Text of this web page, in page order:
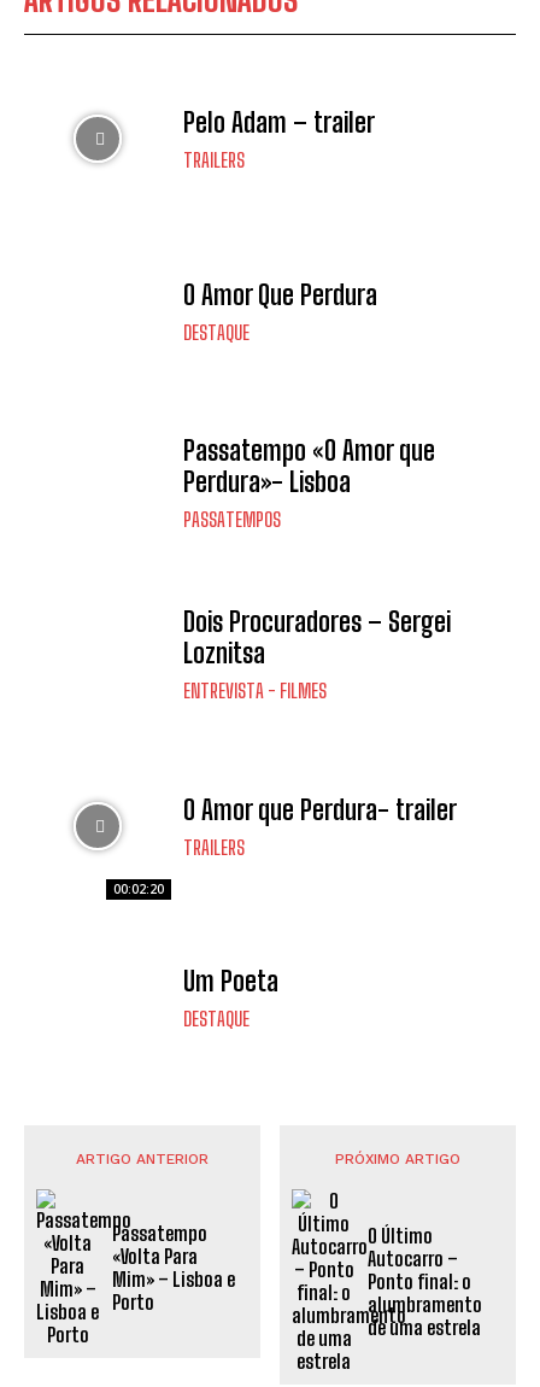
Pelo Adam – trailer
TRAILERS
O Amor Que Perdura
DESTAQUE
Passatempo «O Amor que
Perdura»- Lisboa
PASSATEMPOS
Dois Procuradores – Sergei
Loznitsa
ENTREVISTA - FILMES
00:02:20
O Amor que Perdura- trailer
TRAILERS
Um Poeta
DESTAQUE
ARTIGO ANTERIOR
Passatempo
«Volta Para
Mim» – Lisboa e
Porto
PRÓXIMO ARTIGO
O Último
Autocarro –
Ponto final: o
alumbramento
de uma estrela